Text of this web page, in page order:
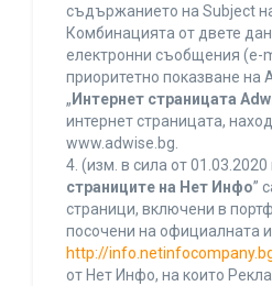
съдържанието на Subject
Комбинацията от двете
електронни съобщения (e-
приоритетно показване на
„ Интернет страницата
интернет страницата,
www.adwise.bg.
4. (изм. в сила от 01.03.2020
страниците на Нет Инфо”
страници, включени в
посочени на официалната
http://
от Нет Инфо, на които